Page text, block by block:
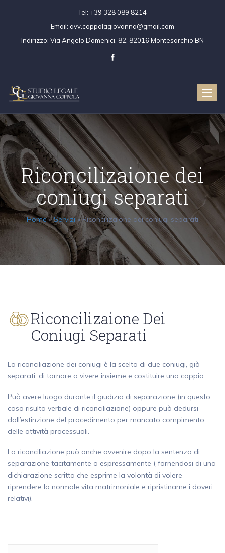
Tel: +39 328 089 8214
Email: avv.coppolagiovanna@gmail.com
Indirizzo: Via Angelo Domenici, 82, 82016 Montesarchio BN
Toggle
Riconcilizaione dei
coniugi separati
Home»Servizi»Riconcilizaione dei coniugi separati
Riconcilizaione Dei
Coniugi Separati
La riconciliazione dei coniugi è la scelta di due coniugi, già
separati, di tornare a vivere insieme e costituire una coppia.
Può avere luogo durante il giudizio di separazione (in questo
caso risulta verbale di riconciliazione) oppure può dedursi
dall’estinzione del procedimento per mancato compimento
delle attività processuali.
La riconciliazione può anche avvenire dopo la sentenza di
separazione tacitamente o espressamente ( fornendosi di una
dichiarazione scritta che esprime la volontà di volere
riprendere la normale vita matrimoniale e ripristinarne i doveri
relativi).